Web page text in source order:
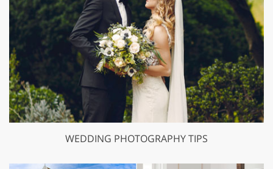
WEDDING PHOTOGRAPHY TIPS